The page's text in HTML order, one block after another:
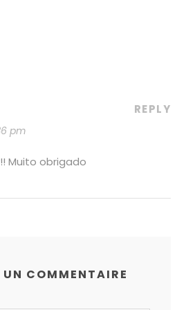
pm
REPLY
Muito obrigado
UN COMMENTAIRE